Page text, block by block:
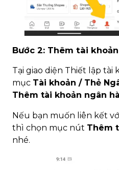
Bước 2: Thêm tài
Tại giao diện Thiết lập tài
mục Tài khoản / Thẻ
Thêm tài khoản ngân
Nếu bạn muốn liên kết
thì chọn mục nút Thêm
nhé.